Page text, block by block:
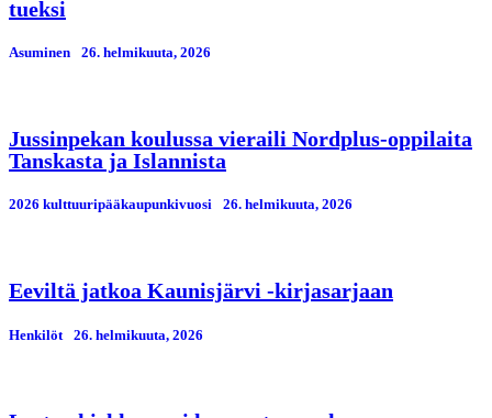
tueksi
Asuminen 26. helmikuuta, 2026
Jussinpekan koulussa vieraili Nordplus-oppilaita
Tanskasta ja Islannista
2026 kulttuuripääkaupunkivuosi 26. helmikuuta, 2026
Eeviltä jatkoa Kaunisjärvi -kirjasarjaan
Henkilöt 26. helmikuuta, 2026